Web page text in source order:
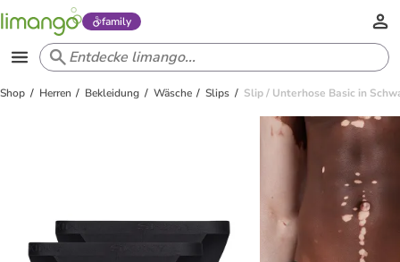
family
Shop Herren Bekleidung Wäsche Slips Slip / Unterhose Basic in